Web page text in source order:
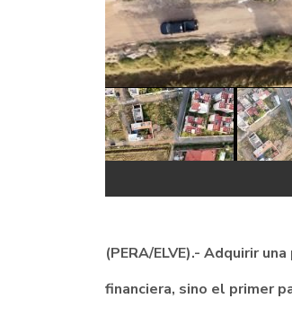
(PERA/ELVE).- Adquirir
financiera, sino el primer